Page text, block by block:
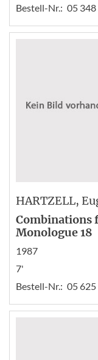
Bestell-Nr.: 05 348
HARTZELL,
Combinations
Monologue 18
1987
7'
Bestell-Nr.: 05 625